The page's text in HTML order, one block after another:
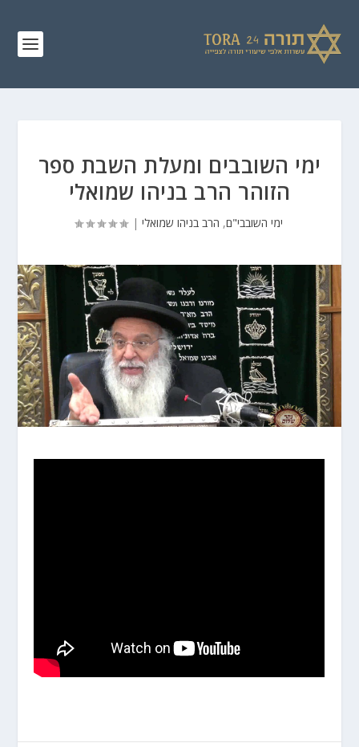
ימי השובבים ומעלת השבת ספר
הזוהר הרב בניהו שמואלי
ימי השובבי"ם, הרב בניהו שמואלי |